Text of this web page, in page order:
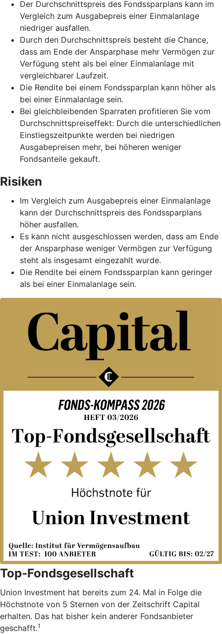
Der Durchschnittspreis des Fondssparplans kann im
Vergleich zum Ausgabepreis einer Einmalanlage
niedriger ausfallen.
Durch den Durchschnittspreis besteht die Chance,
dass am Ende der Ansparphase mehr Vermögen zur
Verfügung steht als bei einer Einmalanlage mit
vergleichbarer Laufzeit.
Die Rendite bei einem Fondssparplan kann höher als
bei einer Einmalanlage sein.
Bei gleichbleibenden Sparraten profitieren Sie vom
Durchschnittspreiseffekt: Durch die unterschiedlichen
Einstiegszeitpunkte werden bei niedrigen
Ausgabepreisen mehr, bei höheren weniger
Fondsanteile gekauft.
Risiken
Im Vergleich zum Ausgabepreis einer Einmalanlage
kann der Durchschnittspreis des Fondssparplans
höher ausfallen.
Es kann nicht ausgeschlossen werden, dass am Ende
der Ansparphase weniger Vermögen zur Verfügung
steht als insgesamt eingezahlt wurde.
Die Rendite bei einem Fondssparplan kann geringer
als bei einer Einmalanlage sein.
Top-Fondsgesellschaft
Union Investment hat bereits zum 24. Mal in Folge die
Höchstnote von 5 Sternen von der Zeitschrift Capital
erhalten. Das hat bisher kein anderer Fondsanbieter
geschafft.1